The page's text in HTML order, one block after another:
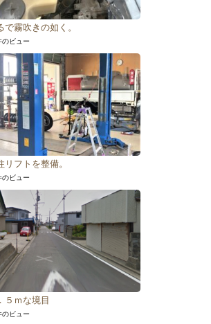
で霧吹きの如く。
ビュー
リフトを整備。
ビュー
５ｍな境目
ビュー